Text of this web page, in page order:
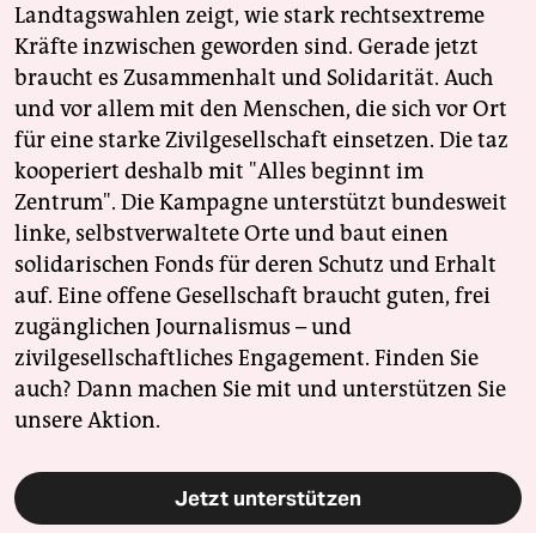
Landtagswahlen zeigt, wie stark rechtsextreme
Kräfte inzwischen geworden sind. Gerade jetzt
braucht es Zusammenhalt und Solidarität. Auch
und vor allem mit den Menschen, die sich vor Ort
für eine starke Zivilgesellschaft einsetzen. Die taz
kooperiert deshalb mit "Alles beginnt im
Zentrum". Die Kampagne unterstützt bundesweit
linke, selbstverwaltete Orte und baut einen
solidarischen Fonds für deren Schutz und Erhalt
auf. Eine offene Gesellschaft braucht guten, frei
zugänglichen Journalismus – und
zivilgesellschaftliches Engagement. Finden Sie
auch? Dann machen Sie mit und unterstützen Sie
unsere Aktion.
Jetzt unterstützen